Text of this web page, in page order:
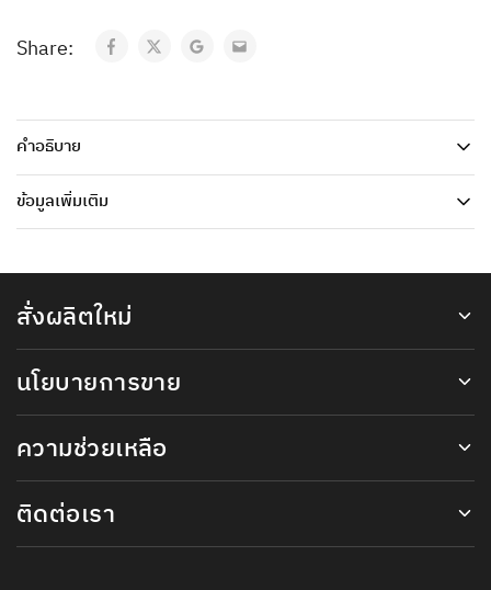
Share:
คำอธิบาย
ข้อมูลเพิ่มเติม
สั่งผลิตใหม่
นโยบายการขาย
ความช่วยเหลือ
ติดต่อเรา